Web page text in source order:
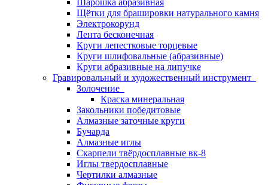
Шарошка абразивная
Щётки для брашировки натурального камня
Электрокорунд
Лента бесконечная
Круги лепестковые торцевые
Круги шлифовальные (абразивные)
Круги абразивные на липучке
Гравировальный и художественный инструмент
Золочение
Краска минеральная
Закольники победитовые
Алмазные заточные круги
Бучарда
Алмазные иглы
Скарпели твёрдосплавные вк-8
Иглы твердосплавные
Чертилки алмазные